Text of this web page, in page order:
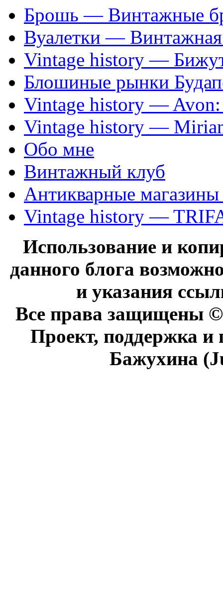
Брошь — Винтажные
Вуалетки — Винтажная
Vintage history —
Блошиные рынки
Vintage history —
Vintage history —
Обо мне
Винтажный клуб
Антикварные
Vintage history —
Использование и
данного блога
и указания
Все права защищены
Проект, поддержка
Бажухина